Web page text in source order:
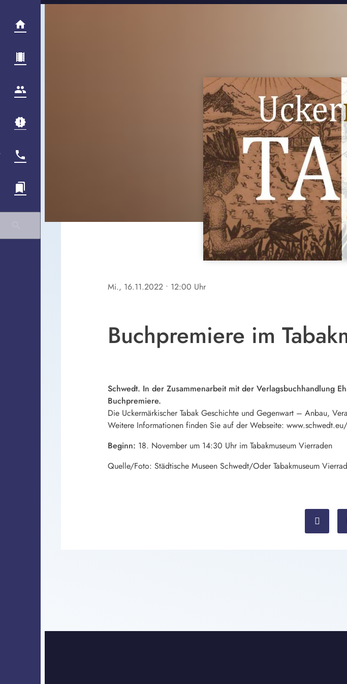
Mi., 16.11.2022 • 12:00 Uhr
Buchpremiere im
Schwedt. In der Zusammenarbeit mit der Verlagsbuchhandlung
Buchpremiere.
Die Uckermärkischer Tabak Geschichte und Gegenwart – Anbau,
Weitere Informationen finden Sie auf der Webseite:
Beginn: 18. November um 14:30 Uhr im Tabakmuseum Vierraden
Quelle/Foto: Städtische Museen Schwedt/Oder Tabakmuseum